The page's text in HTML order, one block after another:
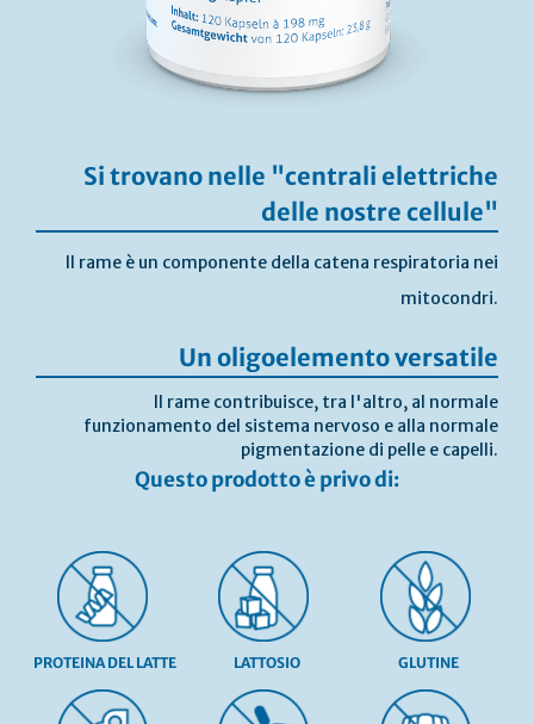
Si trovano nelle "centrali elettriche
delle nostre cellule"
Il rame è un componente della catena respiratoria nei
mitocondri.
Un oligoelemento versatile
Il rame contribuisce, tra l'altro, al normale
funzionamento del sistema nervoso e alla normale
pigmentazione di pelle e capelli.
Questo prodotto è privo di:
PROTEINA DEL LATTE LATTOSIO GLUTINE